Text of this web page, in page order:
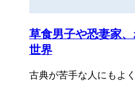
草食男子や恐妻家
世界
古典が苦手な人にもよ